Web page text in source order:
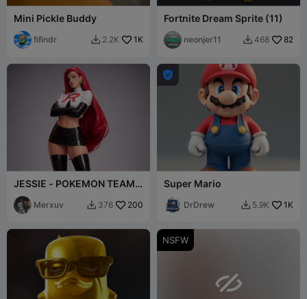
Mini Pickle Buddy
fifindr  2.2K 1K
Fortnite Dream Sprite (11)
neonjer11  468 82
JESSIE - POKEMON TEAM
ROCKET
Merxuv  376 200

Super Mario
DrDrew  5.9K 1K
NSFW
